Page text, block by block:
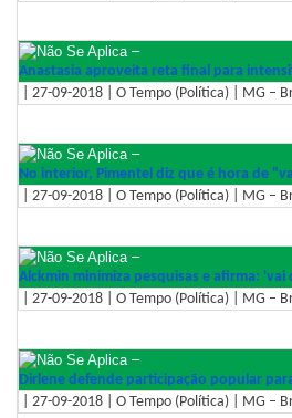
–
Anastasia aproveita reta final para
| 27-09-2018 | O Tempo (Política) | MG –
–
No interior, Pimentel diz que é hora de
| 27-09-2018 | O Tempo (Política) | MG –
–
Alckmin minimiza pesquisas e afirma:
| 27-09-2018 | O Tempo (Política) | MG –
–
Dirlene defende participação popular
| 27-09-2018 | O Tempo (Política) | MG –